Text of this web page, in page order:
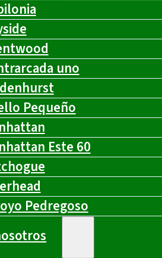
uno
Pequeño
Este 60
Pedregoso